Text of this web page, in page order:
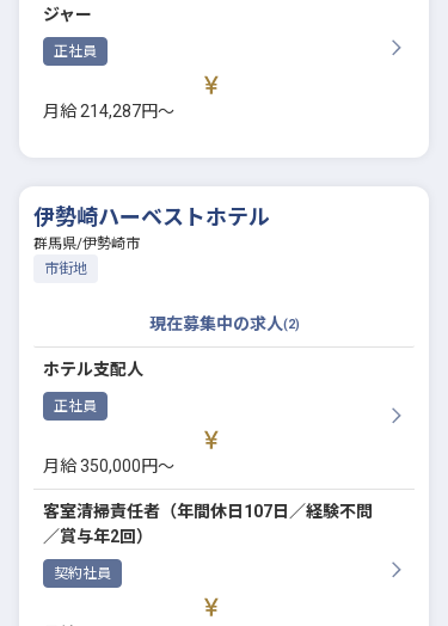
正社員
ジャー
月給 214,287円〜
伊勢崎ハーベストホテル
群馬県/伊勢崎市
市街地
現在募集中の求人(2)
正社員
ホテル支配人
月給 350,000円〜
契約社員
客室清掃責任者（年間休日107日／経験不問
／賞与年2回）